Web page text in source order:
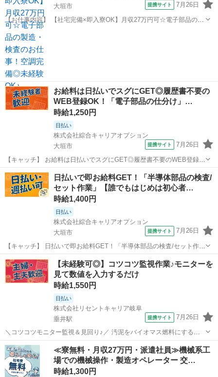
大垣市
提携サイト 7月26日
【お仕事内容】 【社宅完備×即入寮OK】月収27万円可☆電子部品の製
造・検査のお仕事！空調完備◎未経験OK♪＼パソコンなどに使用する
電子基板の製造・検査！／ ☆未経験OK！ 丁寧な研修と指導で安心
のスタート♪ ＜具体的...
岐阜
お給料は日払いでスグにGET◎履歴書不要の
WEB登録OK！「電子部品の仕分け」…
時給1,250円
日払い
株式会社綜合キャリアオプション
大垣市
提携サイト 7月26日
【キャッチ】 お給料は日払いでスグにGET◎履歴書不要のWEB登録
OK！「電子部品の仕分け」高時給1250円！東大垣周辺！20代～40代
のスタッフが多数活躍中★ 【コメント】 製造のお仕事をお探しの方必
見！ 「経験ないけ...
岐阜 大垣市 工場
日払いで即お給料GET！「半導体部品の検査/
セット作業」【誰でもはじめは初心者…
時給1,400円
日払い
株式会社綜合キャリアオプション
大垣市
提携サイト 7月26日
【キャッチ】 日払いで即お給料GET！「半導体部品の検査/セット作
業」【誰でもはじめは初心者♪】収入重視派さんに！残業20H以上！！
ヘアカラーOK！高時給1400円！ 【コメント】 製造のお仕事が豊富★
未経験で働いてみたい...
岐阜 大垣市 工場
【未経験可◎】コツコツ監視作業♪モニターを
見て数値を入力するだけ
時給1,550円
日払い
株式会社リセントキャリア岐阜
垂井駅
提携サイト 7月26日
＼コツコツモニター監視＆見回り♪／ 汚泥をバイオマス燃料にする中
間処理施設です！ 室内は快適＆作業はシンプル！ 未経験OK！ゆくゆ
くは正社員へ！ ◆どんなお仕事？ ・ モニターを見てチェック！ 空調
が効いたコントロール...
岐阜 大垣市 垂井駅 その他
≪寮無料・月収27万円・派遣社員≫機械系工
場での機械操作・製造オペレーター 交…
時給1,300円